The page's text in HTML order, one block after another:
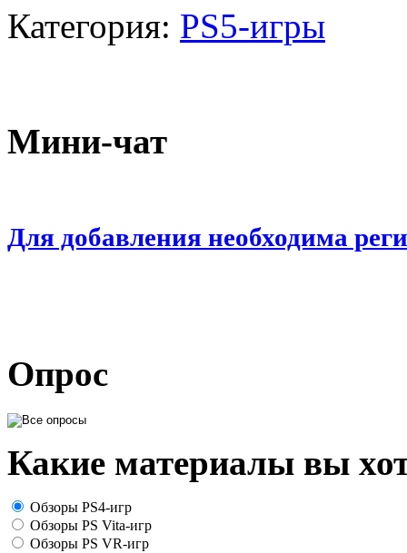
Категория: PS5-игры
Мини-чат
Для добавления необходима
Опрос
Какие материалы вы
Обзоры PS4-игр
Обзоры PS Vita-игр
Обзоры PS VR-игр